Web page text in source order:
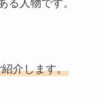
る人物です。
介します。